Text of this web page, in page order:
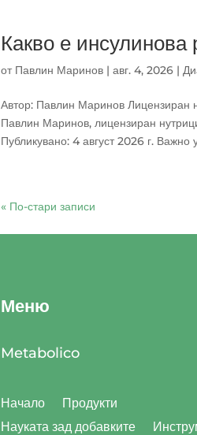
Какво е
от Павлин Маринов |авг. 4, 2026 |
Автор: Павлин Маринов Лицензиран
Павлин Маринов, лицензиран
Публикувано: 4 август 2026 г. Важно
« По-стари записи
Меню
Metabolico
Начало
Продукти
Науката зад добавките